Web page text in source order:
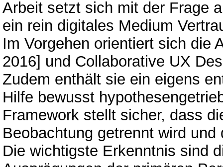
Arbeit setzt sich mit der Frage
ein rein digitales Medium
Im Vorgehen orientiert sich die
2016] und Collaborative UX
Zudem enthält sie ein eigens
Hilfe bewusst
Framework stellt sicher, dass
Beobachtung getrennt wird
Die wichtigste Erkenntnis sind